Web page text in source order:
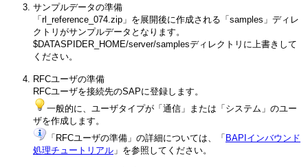
サンプルデータの準備
「rl_reference_074.zip」を展開後に作成される「samples」ディレ
クトリがサンプルデータとなります。
$DATASPIDER_HOME/server/samplesディレクトリに上書きして
ください。
RFCユーザの準備
RFCユーザを接続先のSAPに登録します。
一般的に、ユーザタイプが「通信」または「システム」のユー
ザを作成します。
「RFCユーザの準備」の詳細については、「 BAPIインバウンド
処理チュートリアル 」を参照してください。